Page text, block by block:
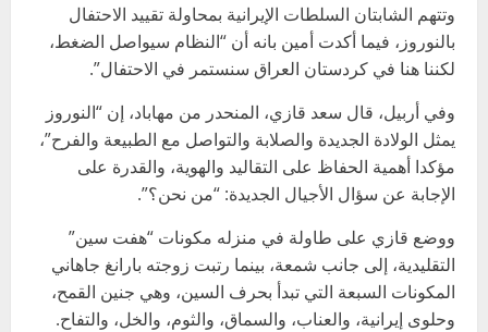
وتتهم الشابتان السلطات الإيرانية بمحاولة تقييد الاحتفال
بالنوروز، فيما أكدت أمين بانه أن “النظام سيواصل الضغط،
لكننا هنا في كردستان العراق سنستمر في الاحتفال”.
وفي أربيل، قال سعد قازي، المنحدر من مهاباد، إن “النوروز
يمثل الولادة الجديدة والصلابة والتواصل مع الطبيعة والفرح”،
مؤكدا أهمية الحفاظ على التقاليد والهوية، والقدرة على
الإجابة عن سؤال الأجيال الجديدة: “من نحن؟”.
ووضع قازي على طاولة في منزله مكونات “هفت سين”
التقليدية، إلى جانب شمعة، بينما رتبت زوجته بارانغ جاهاني
المكونات السبعة التي تبدأ بحرف السين، وهي جنين القمح،
وحلوى إيرانية، والعناب، والسماق، والثوم، والخل، والتفاح.